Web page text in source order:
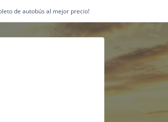
de autobús al mejor precio!